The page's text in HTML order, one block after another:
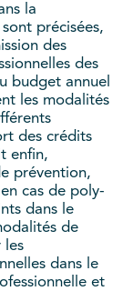
la
précisées,
des
des
budget annuel
les modalités
des crédits
enfin,
prévention,
cas de poly-
dans le
de
les
dans le
et